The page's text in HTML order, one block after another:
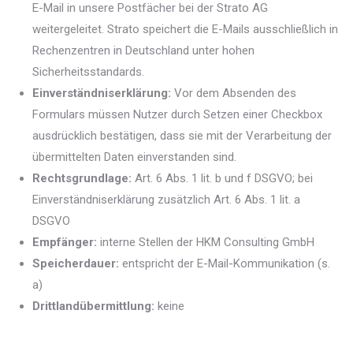
E-Mail in unsere Postfächer bei der Strato AG
weitergeleitet. Strato speichert die E-Mails ausschließlich in
Rechenzentren in Deutschland unter hohen
Sicherheitsstandards.
Einverständniserklärung: Vor dem Absenden des
Formulars müssen Nutzer durch Setzen einer Checkbox
ausdrücklich bestätigen, dass sie mit der Verarbeitung der
übermittelten Daten einverstanden sind.
Rechtsgrundlage: Art. 6 Abs. 1 lit. b und f DSGVO; bei
Einverständniserklärung zusätzlich Art. 6 Abs. 1 lit. a
DSGVO
Empfänger: interne Stellen der HKM Consulting GmbH
Speicherdauer: entspricht der E-Mail-Kommunikation (s.
a)
Drittlandübermittlung: keine